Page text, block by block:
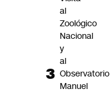
al
Zoológico
Nacional
y
al
Observatorio
Manuel